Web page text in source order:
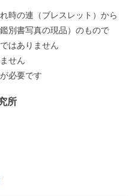
時の連（ブレスレット）から
別書写真の現品）のもので
はありません
せん
必要です
所